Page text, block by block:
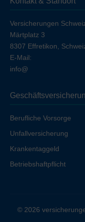
Ihren Arbeitgeber
Versicherungen
Märtplatz 3
8307 Effretikon,
E-Mail:
info@
Berufliche Vorsorge
Unfallversicherung
Krankentaggeld
Betriebshaftpflicht
© 2026